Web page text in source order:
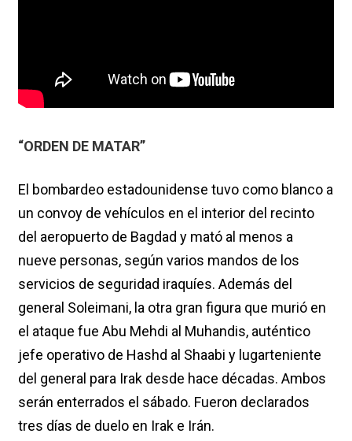
“ORDEN DE MATAR”
El bombardeo estadounidense tuvo como blanco a
un convoy de vehículos en el interior del recinto
del aeropuerto de Bagdad y mató al menos a
nueve personas, según varios mandos de los
servicios de seguridad iraquíes. Además del
general Soleimani, la otra gran figura que murió en
el ataque fue Abu Mehdi al Muhandis, auténtico
jefe operativo de Hashd al Shaabi y lugarteniente
del general para Irak desde hace décadas. Ambos
serán enterrados el sábado. Fueron declarados
tres días de duelo en Irak e Irán.